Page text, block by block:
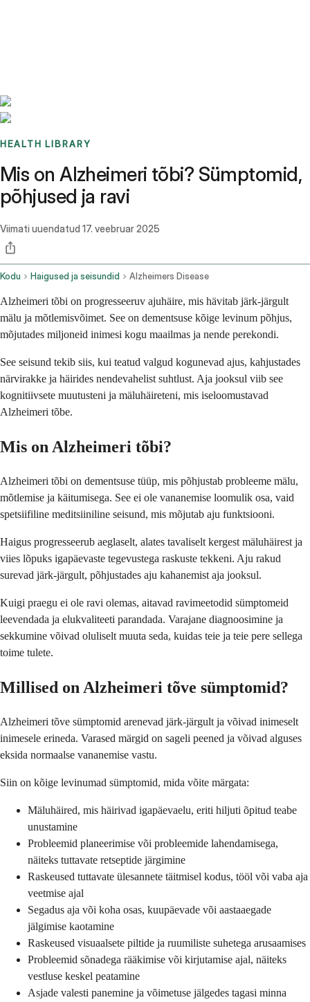
HEALTH LIBRARY
Mis on Alzheimeri tõbi? Sümptomid,
põhjused ja ravi
Viimati uuendatud 17. veebruar 2025
Kodu Haigused ja seisundid Alzheimers Disease
Alzheimeri tõbi on progresseeruv ajuhäire, mis hävitab järk-järgult
mälu ja mõtlemisvõimet. See on dementsuse kõige levinum põhjus,
mõjutades miljoneid inimesi kogu maailmas ja nende perekondi.
See seisund tekib siis, kui teatud valgud kogunevad ajus, kahjustades
närvirakke ja häirides nendevahelist suhtlust. Aja jooksul viib see
kognitiivsete muutusteni ja mäluhäireteni, mis iseloomustavad
Alzheimeri tõbe.
Mis on Alzheimeri tõbi?
Alzheimeri tõbi on dementsuse tüüp, mis põhjustab probleeme mälu,
mõtlemise ja käitumisega. See ei ole vananemise loomulik osa, vaid
spetsiifiline meditsiiniline seisund, mis mõjutab aju funktsiooni.
Haigus progresseerub aeglaselt, alates tavaliselt kergest mäluhäirest ja
viies lõpuks igapäevaste tegevustega raskuste tekkeni. Aju rakud
surevad järk-järgult, põhjustades aju kahanemist aja jooksul.
Kuigi praegu ei ole ravi olemas, aitavad ravimeetodid sümptomeid
leevendada ja elukvaliteeti parandada. Varajane diagnoosimine ja
sekkumine võivad oluliselt muuta seda, kuidas teie ja teie pere sellega
toime tulete.
Millised on Alzheimeri tõve sümptomid?
Alzheimeri tõve sümptomid arenevad järk-järgult ja võivad inimeselt
inimesele erineda. Varased märgid on sageli peened ja võivad alguses
eksida normaalse vananemise vastu.
Siin on kõige levinumad sümptomid, mida võite märgata:
Mäluhäired, mis häirivad igapäevaelu, eriti hiljuti õpitud teabe
unustamine
Probleemid planeerimise või probleemide lahendamisega,
näiteks tuttavate retseptide järgimine
Raskeused tuttavate ülesannete täitmisel kodus, tööl või vaba aja
veetmise ajal
Segadus aja või koha osas, kuupäevade või aastaaegade
jälgimise kaotamine
Raskeused visuaalsete piltide ja ruumiliste suhetega arusaamises
Probleemid sõnadega rääkimise või kirjutamise ajal, näiteks
vestluse keskel peatamine
Asjade valesti panemine ja võimetuse jälgedes tagasi minna